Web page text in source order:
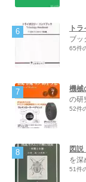
ト
ブッ
65件
機械
の研
52件
図説
を深
51件